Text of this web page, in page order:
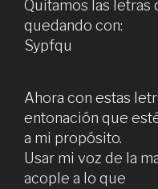
Quitamos las letras
quedando con:
Sypfqu
Ahora con estas
entonación que
a mi propósito.
Usar mi voz de la
acople a lo que